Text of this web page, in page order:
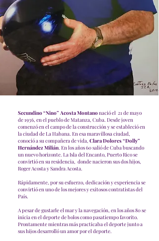
Secundino “Nino” Acosta Montanonació el 21 de mayo
de 1936, en el pueblo de Matanza, Cuba. Desde joven
comenzó en el campo de la construcción y se estableció en
la ciudad de La Habana. En esa maravillosa ciudad,
conoció a su compañera de vida, Clara Dolores “Dolly”
Hernández Milián. En los años 60 salió de Cuba buscando
un nuevo horizonte. La Isla del Encanto, Puerto Rico se
convirtió en su residencia, donde nacieron sus dos hijos,
Roger Acosta y Sandra Acosta.
Rápidamente, por su esfuerzo, dedicación y experiencia se
convirtió en uno de los mejores y exitosos contratistas del
País.
A pesar de gustarle el mar y la navegación, en los años 80 se
inicia en el deporte de bolos como pasatiempo favorito.
Prontamente mientras más practicaba el deporte junto a
sus hijos desarrolló un amor por el deporte.